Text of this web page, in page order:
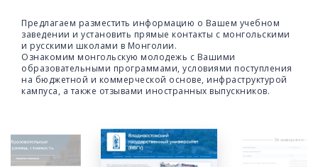
Предлагаем разместить информацию о Вашем учебном
заведении и установить прямые контакты с монгольскими
и русскими школами в Монголии.
Ознакомим монгольскую молодежь с Вашими
образовательными программами, условиями поступления
на бюджетной и коммерческой основе, инфраструктурой
кампуса, а также отзывами иностранных выпускников.